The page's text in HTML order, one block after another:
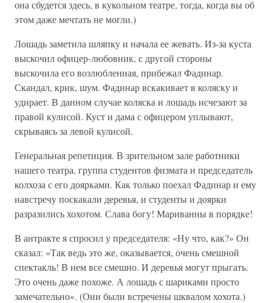
она сбудется здесь, в кукольном театре, тогда, когда вы об
этом даже мечтать не могли.)
Лошадь заметила шляпку и начала ее жевать. Из-за куста
выскочил офицер-любовник, с другой стороны
выскочила его возлюбленная, прибежал Фадинар.
Скандал, крик, шум. Фадинар вскакивает в коляску и
удирает. В данном случае коляска и лошадь исчезают за
правой кулисой. Куст и дама с офицером уплывают,
скрываясь за левой кулисой.
Генеральная репетиция. В зрительном зале работники
нашего театра, группа студентов физмата и председатель
колхоза с его доярками. Как только поехал Фадинар и ему
навстречу поскакали деревья, и студенты и доярки
разразились хохотом. Слава богу! Мариванны в порядке!
В антракте я спросил у председателя: «Ну что, как?» Он
сказал: «Так ведь это же, оказывается, очень смешной
спектакль! В нем все смешно. И деревья могут прыгать.
Это очень даже похоже. А лошадь с шариками просто
замечательно». (Они были встречены шквалом хохота.)